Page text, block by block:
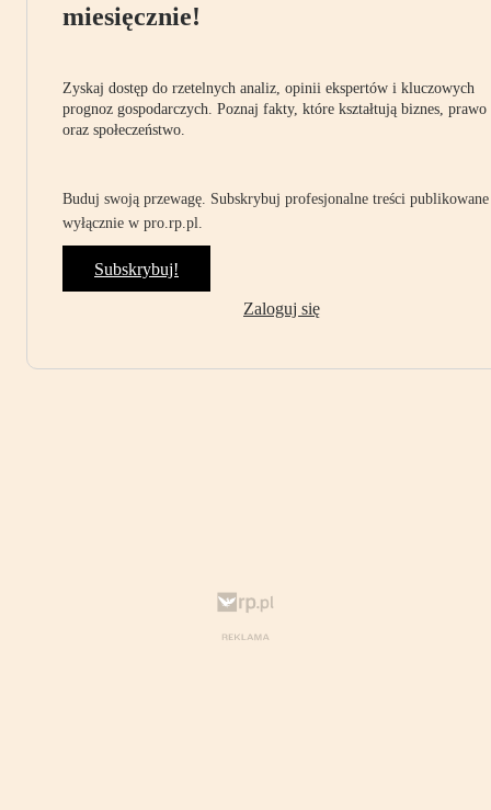
miesięcznie!
Zyskaj dostęp do rzetelnych analiz, opinii ekspertów i kluczowych
prognoz gospodarczych. Poznaj fakty, które kształtują biznes, prawo
oraz społeczeństwo.
Buduj swoją przewagę. Subskrybuj profesjonalne treści publikowane
wyłącznie w pro.rp.pl.
Subskrybuj!
Zaloguj się